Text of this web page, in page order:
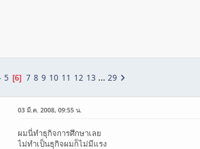
5 6 7 8 9 10 11 12 13 ... 29
03 มี.ค. 2008, 09:55 น.
ผมนี่ทำธุกิจการศึกษาเลย
ไม่ทำเป็นธุกิจผมก็ไม่มีแรง